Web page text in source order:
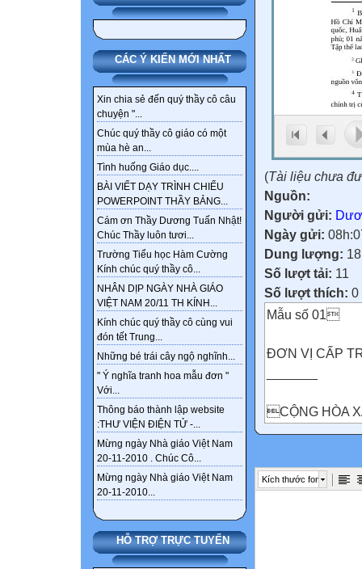
CÁC Ý KIẾN MỚI NHẤT
Xin chia sẻ đến quý thầy cô câu
chuyện "...
Chúc quý thầy cô giáo có một
mùa hè an...
Tình huống Giáo dục....
BÀI VIẾT DẠY TRÌNH CHIẾU
POWERPOINT THẦY BẢNG...
Cám ơn Thầy Dương Tuấn Nhật!
Chúc Thầy luôn tươi...
Trường Tiểu học Hàm Cường
Kính chúc quý thầy cô...
NHÂN DỊP NGÀY NHÀ GIÁO
VIỆT NAM 20/11 TH KÍNH...
Kính chúc quý thầy cô cùng vui
đón tết Trung...
Những bé trái cây ngộ nghĩnh...
" Ý nghĩa tranh hoa mẫu đơn "
Với...
Thông báo thành lập website
:THƯ VIỆN ĐIỆN TỬ -...
Mừng ngày Nhà giáo Việt Nam
20-11-2010 . Chúc Cô...
Mừng ngày Nhà giáo Việt Nam
20-11-2010...
HỖ TRỢ TRỰC TUYẾN
(Tài liệu chưa
Nguồn:
Người gửi:
Ngày gửi:
Dung lượng:
Số lượt tải: 11
Số lượt thích: 0
Mẫu số 01
ĐƠN VỊ CẤP
CỘNG HÒA
Độc lập - Tự do
Tỉnh (thành

Kích thước font